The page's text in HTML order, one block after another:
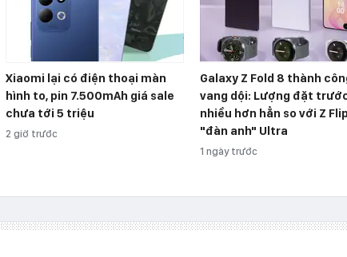
Xiaomi lại có điện thoại màn
hình to, pin 7.500mAh giá sale
chưa tới 5 triệu
2 giờ trước
Galaxy Z Fold 8 thành
vang dội: Lượng đặt
nhiều hơn hẳn so với Z
"đàn anh" Ultra
1 ngày trước